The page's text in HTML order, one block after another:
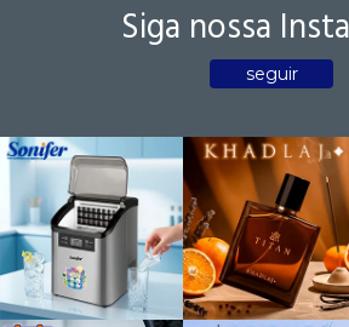
Siga nossa
seguir